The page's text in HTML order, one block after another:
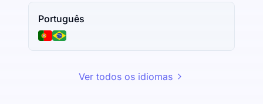
Português
Ver todos os idiomas